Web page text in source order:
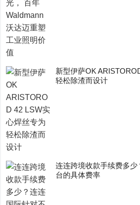
新型伊萨OK
轻松除渣而设计
连连跨境收款手续费多
台的具体费率